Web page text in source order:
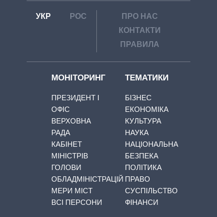
УКР РОС
ПРО НАС
КОНТАКТИ
ПРАВИЛА
МОНІТОРИНГ
ПРЕЗИДЕНТ І
ОФІС
ВЕРХОВНА
РАДА
КАБІНЕТ
МІНІСТРІВ
ГОЛОВИ
ОБЛАДМІНІСТРАЦІЙ
МЕРИ МІСТ
ВСІ ПЕРСОНИ
ТЕМАТИКИ
БІЗНЕС
ЕКОНОМІКА
КУЛЬТУРА
НАУКА
НАЦІОНАЛЬНА
БЕЗПЕКА
ПОЛІТИКА
ПРАВО
СУСПІЛЬСТВО
ФІНАНСИ